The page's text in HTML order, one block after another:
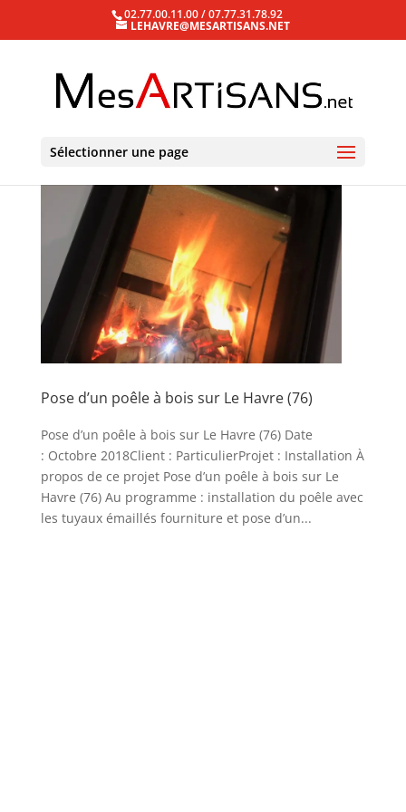
02.77.00.11.00 / 07.77.31.78.92
LEHAVRE@MESARTISANS.NET
Sélectionner une page
Pose d’un poêle à bois sur Le Havre (76)
Pose d’un poêle à bois sur Le Havre (76) Date
: Octobre 2018Client : ParticulierProjet : Installation À
propos de ce projet Pose d’un poêle à bois sur Le
Havre (76) Au programme : installation du poêle avec
les tuyaux émaillés fourniture et pose d’un...